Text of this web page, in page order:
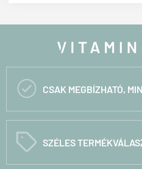
 CSAK MEGBÍZHATÓ,
C SZÉLES